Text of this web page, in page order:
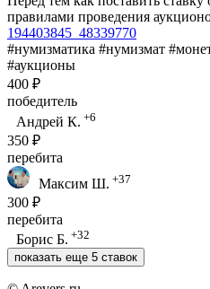
правилами проведения
194403845_48339770
#нумизматика #нумизмат
#аукционы
400 ₽
победитель
Андрей К. +6
350 ₽
перебита
Максим Ш. +37
300 ₽
перебита
Борис Б. +32
показать еще 5 ставок